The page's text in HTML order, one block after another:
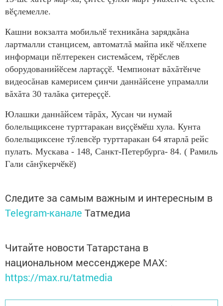
вӗçлемелле.
Кашни вокзалта мобильлӗ техникăна зарядкăна
лартмалли станцисем, автоматлă майпа икӗ чӗлхепе
информаци пӗлтерекен системăсем, тӗрӗслев
оборудованийӗсем лартаççӗ. Чемпионат вăхăтӗнче
видеосăнав камерисем çинчи даннăйсене упрамалли
вăхăта 30 талăка çитереççӗ.
Юлашки даннăйсем тăрăх, Хусан чи нумай
болельщиксене турттаракан виççӗмӗш хула. Кунта
болельщиксене тӳлевсӗр турттаракан 64 ятарлă рейс
пулать. Мускава - 148, Санкт-Петербурга- 84. ( Рамиль
Гали сăнӳкерчӗкӗ)
Следите за самым важным и интересным в
Telegram-канале Татмедиа
Читайте новости Татарстана в
национальном мессенджере MАХ:
https://max.ru/tatmedia